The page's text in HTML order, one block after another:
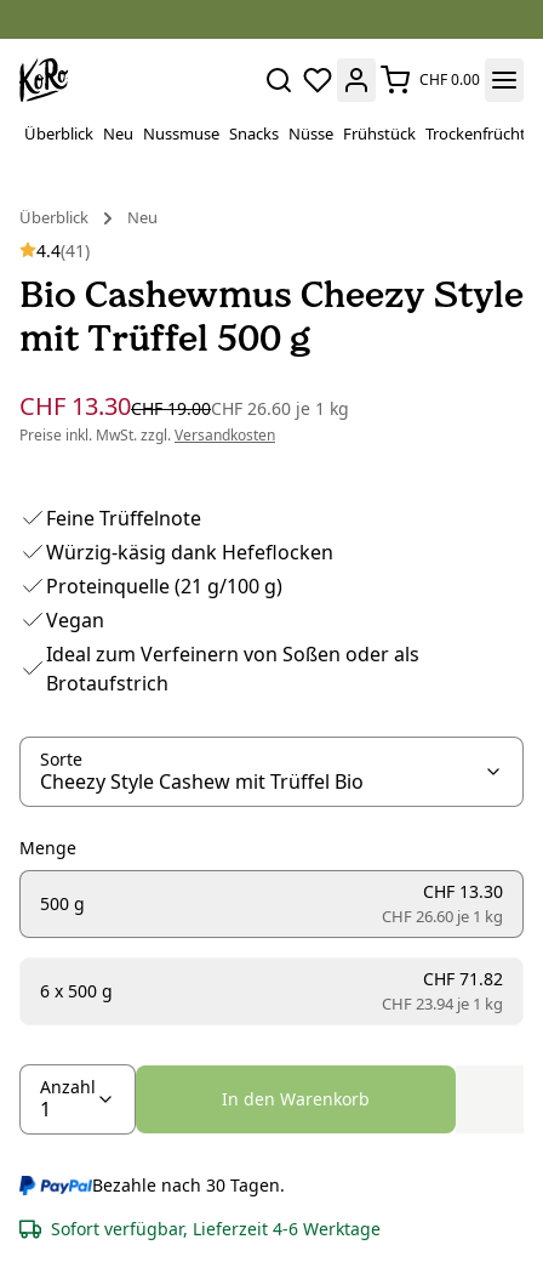
CHF 0.00
Überblick Neu Nussmuse Snacks Nüsse Frühstück Trockenfrüchte
Überblick
Neu
4.4(41)
Bio Cashewmus Cheezy Style
mit Trüffel 500 g
CHF 13.30CHF 19.00CHF 26.60 je 1 kg
Preise inkl. MwSt. zzgl.Versandkosten
Feine Trüffelnote
Würzig-käsig dank Hefeflocken
Proteinquelle (21 g/100 g)
Vegan
Ideal zum Verfeinern von Soßen oder als
Brotaufstrich
Sorte
Menge
500 g
CHF 13.30
CHF 26.60 je 1 kg
6 x 500 g
CHF 71.82
CHF 23.94 je 1 kg
Anzahl
In den Warenkorb
Bezahle nach 30 Tagen.
Sofort verfügbar, Lieferzeit 4-6 Werktage